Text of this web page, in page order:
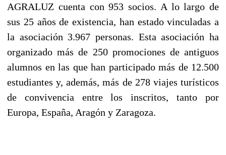
AGRALUZ cuenta con 953 socios. A lo largo de
sus 25 años de existencia, han estado vinculadas a
la asociación 3.967 personas. Esta asociación ha
organizado más de 250 promociones de antiguos
alumnos en las que han participado más de 12.500
estudiantes y, además, más de 278 viajes turísticos
de convivencia entre los inscritos, tanto por
Europa, España, Aragón y Zaragoza.